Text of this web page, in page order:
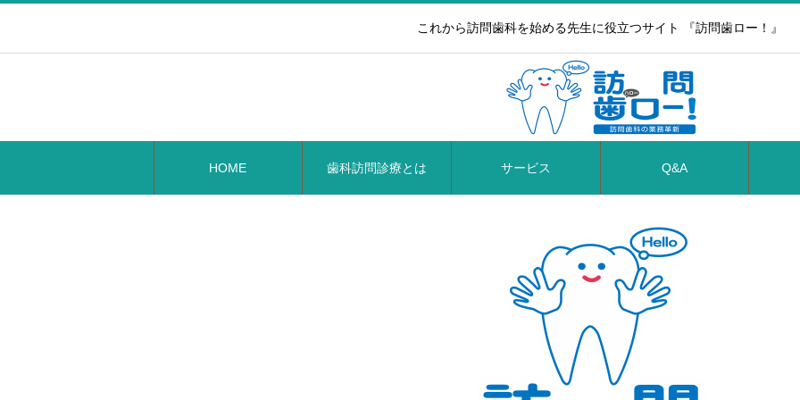
これから訪問歯科を始める先生に役立つサイト 『訪問歯ロー！』
HOME 歯科訪問診療とは サービス Q&A